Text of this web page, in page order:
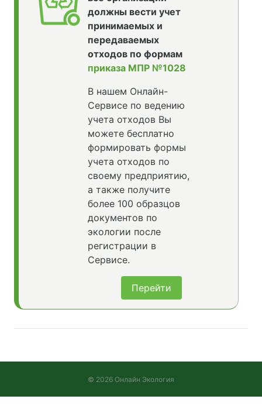
должны вести учет
принимаемых и
передаваемых
отходов по формам
приказа МПР №1028
В нашем Онлайн-
Сервисе по ведению
учета отходов Вы
можете бесплатно
формировать формы
учета отходов по
своему предприятию,
а также получите
более 100 образцов
документов по
экологии после
регистрации в
Сервисе.
Перейти
© 2026 Онлайн Экология